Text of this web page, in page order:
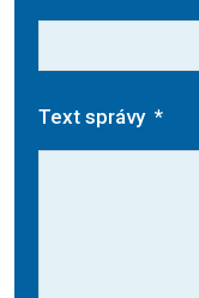
Text správy *